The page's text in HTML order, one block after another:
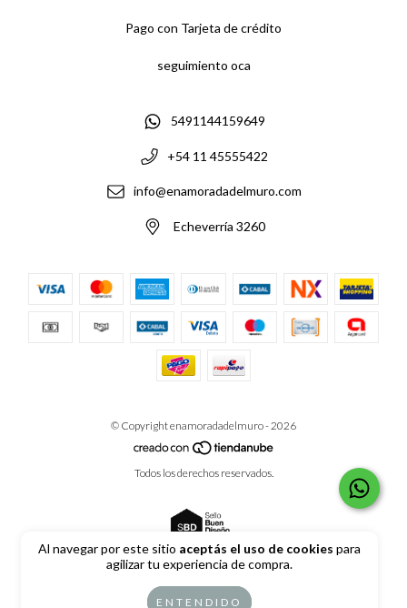
Al navegar por este sitio aceptás el uso de cookies para
agilizar tu experiencia de compra.
ENTENDIDO
Pago con Tarjeta de crédito
seguimiento oca
5491144159649
+54 11 45555422
info@enamoradadelmuro.com
Echeverría 3260
© Copyright enamoradadelmuro - 2026
Todos los derechos reservados.
Defensa de las y los consumidores. Para reclamos